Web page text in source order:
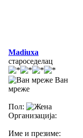
Madiuxa
староседелац
Ван
мреже
Пол:
Организација:
Име и презиме: